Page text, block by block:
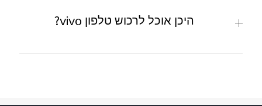
היכן אוכל לרכוש טלפון ‎vivo‎‏?